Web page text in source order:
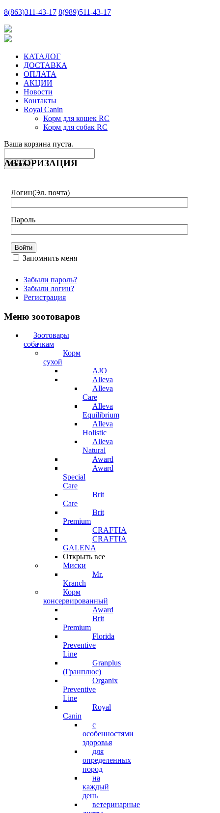
8(863)311-43-17 8(989)511-43-17
КАТАЛОГ
ДОСТАВКА
ОПЛАТА
АКЦИИ
Новости
Контакты
Royal Canin
Корм для кошек RC
Корм для собак RC
Ваша корзина пуста.
АВТОРИЗАЦИЯ
Логин(Эл. почта)
Пароль
Запомнить меня
Забыли пароль?
Забыли логин?
Регистрация
Меню зоотоваров
Зоотовары
собачкам
Корм
сухой
AJO
Alleva
Alleva
Care
Alleva
Equilibrium
Alleva
Holistic
Alleva
Natural
Award
Award
Special
Care
Brit
Care
Brit
Premium
CRAFTIA
CRAFTIA
GALENA
Открыть все
Миски
Mr.
Kranch
Корм
консервированный
Award
Brit
Premium
Florida
Preventive
Line
Granplus
(Гранплюс)
Organix
Preventive
Line
Royal
Canin
с
особенностями
здоровья
для
определенных
пород
на
каждый
день
ветеринарные